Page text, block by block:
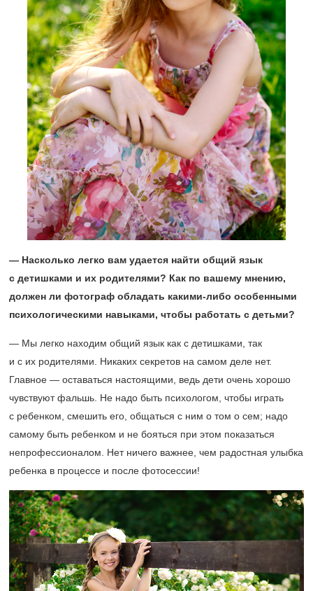
— Насколько легко вам удается найти общий язык
с детишками и их родителями? Как по вашему мнению,
должен ли фотограф обладать какими-либо особенными
психологическими навыками, чтобы работать с детьми?
— Мы легко находим общий язык как с детишками, так
и с их родителями. Никаких секретов на самом деле нет.
Главное — оставаться настоящими, ведь дети очень хорошо
чувствуют фальшь. Не надо быть психологом, чтобы играть
с ребенком, смешить его, общаться с ним о том о сем; надо
самому быть ребенком и не бояться при этом показаться
непрофессионалом. Нет ничего важнее, чем радостная улыбка
ребенка в процессе и после фотосессии!